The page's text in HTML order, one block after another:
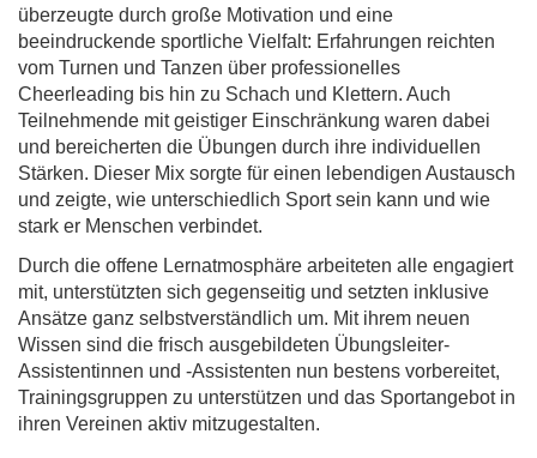
überzeugte durch große Motivation und eine
beeindruckende sportliche Vielfalt: Erfahrungen reichten
vom Turnen und Tanzen über professionelles
Cheerleading bis hin zu Schach und Klettern. Auch
Teilnehmende mit geistiger Einschränkung waren dabei
und bereicherten die Übungen durch ihre individuellen
Stärken. Dieser Mix sorgte für einen lebendigen Austausch
und zeigte, wie unterschiedlich Sport sein kann und wie
stark er Menschen verbindet.
Durch die offene Lernatmosphäre arbeiteten alle engagiert
mit, unterstützten sich gegenseitig und setzten inklusive
Ansätze ganz selbstverständlich um. Mit ihrem neuen
Wissen sind die frisch ausgebildeten Übungsleiter-
Assistentinnen und -Assistenten nun bestens vorbereitet,
Trainingsgruppen zu unterstützen und das Sportangebot in
ihren Vereinen aktiv mitzugestalten.